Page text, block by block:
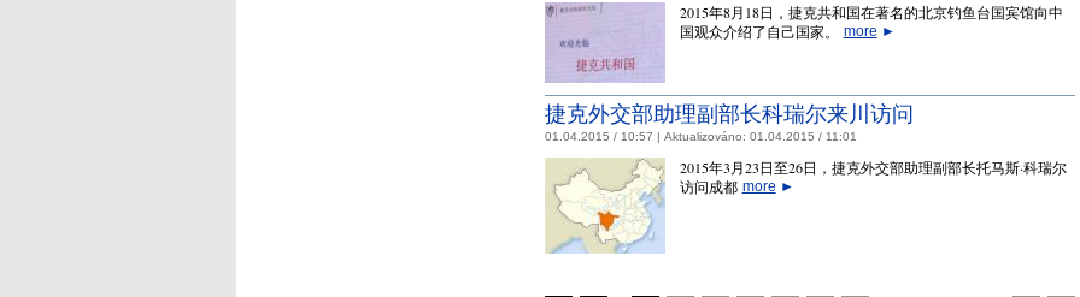
2015年8月18日，捷克共和国在著名的北京钓鱼台国宾馆向中
国观众介绍了自己国家。
more ►
捷克外交部助理副部长科瑞尔来川访问
01.04.2015 / 10:57 | Aktualizováno: 01.04.2015 / 11:01
2015年3月23日至26日，捷克外交部助理副部长托马斯·科瑞尔
访问成都 more ►